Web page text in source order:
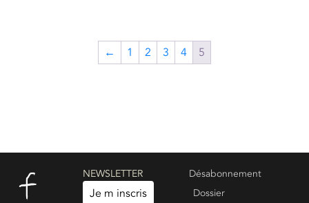
← 1 2 3 4 5
NEWSLETTER
Je m inscris
Désabonnement
Dossier